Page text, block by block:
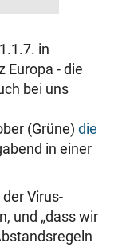
in
Europa - die
bei uns
(Grüne) die
in einer
Virus-
und „dass wir